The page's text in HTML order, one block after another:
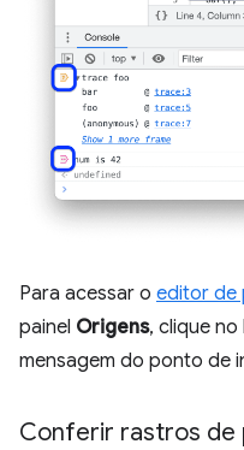
Para acessar o editor de
painel Origens, clique
mensagem do ponto de
Conferir rastros de